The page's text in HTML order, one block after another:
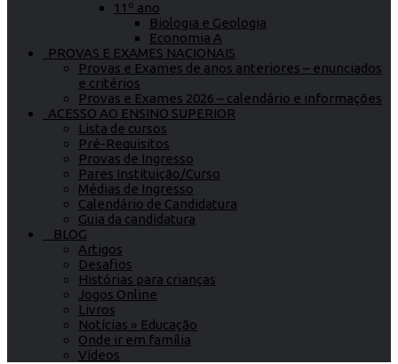
11º ano
Biologia e Geologia
Economia A
PROVAS E EXAMES NACIONAIS
Provas e Exames de anos anteriores – enunciados
e critérios
Provas e Exames 2026 – calendário e informações
ACESSO AO ENSINO SUPERIOR
Lista de cursos
Pré-Requisitos
Provas de Ingresso
Pares Instituição/Curso
Médias de Ingresso
Calendário de Candidatura
Guia da candidatura
BLOG
Artigos
Desafios
Histórias para crianças
Jogos Online
Livros
Notícias » Educação
Onde ir em família
Vídeos